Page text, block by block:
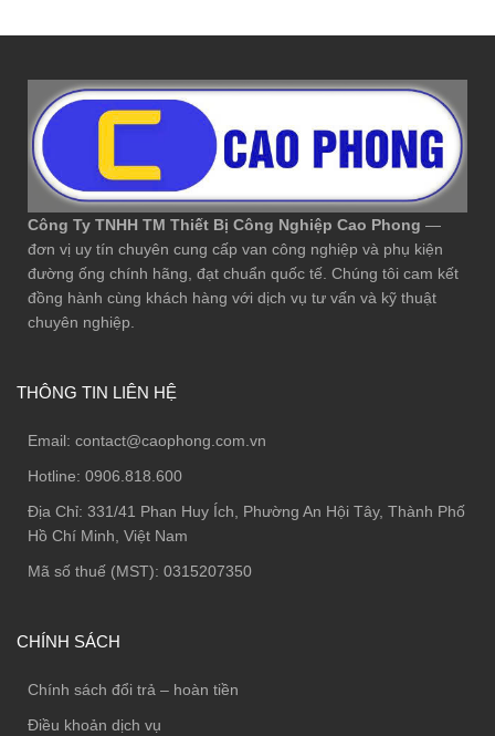
Công Ty TNHH TM Thiết Bị Công Nghiệp Cao Phong —
đơn vị uy tín chuyên cung cấp van công nghiệp và phụ kiện
đường ống chính hãng, đạt chuẩn quốc tế. Chúng tôi cam kết
đồng hành cùng khách hàng với dịch vụ tư vấn và kỹ thuật
chuyên nghiệp.
THÔNG TIN LIÊN HỆ
Email: contact@caophong.com.vn
Hotline: 0906.818.600
Địa Chỉ: 331/41 Phan Huy Ích, Phường An Hội Tây, Thành Phố
Hồ Chí Minh, Việt Nam
Mã số thuế (MST): 0315207350
CHÍNH SÁCH
Chính sách đổi trả – hoàn tiền
Điều khoản dịch vụ